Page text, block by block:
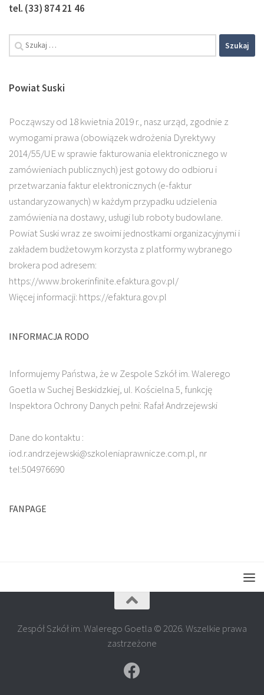
tel. (33) 874 21 46
Szukaj:
Powiat Suski
Począwszy od 18 kwietnia 2019 r., nasz urząd, zgodnie z
wymogami prawa (obowiązek wdrożenia Dyrektywy
2014/55/UE w sprawie fakturowania elektronicznego w
zamówieniach publicznych) jest gotowy do odbioru i
przetwarzania faktur elektronicznych (e-faktur
ustandaryzowanych) w każdym przypadku udzielenia
zamówienia na dostawy, usługi lub roboty budowlane.
Powiat Suski wraz ze swoimi jednostkami organizacyjnymi i
zakładem budżetowym korzysta z platformy wybranego
brokera pod adresem:
https://www.brokerinfinite.efaktura.gov.pl/
Więcej informacji: https://efaktura.gov.pl
INFORMACJA RODO
Informujemy Państwa, że w Zespole Szkół im. Walerego
Goetla w Suchej Beskidzkiej, ul. Kościelna 5, funkcję
Inspektora Ochrony Danych pełni: Rafał Andrzejewski
Dane do kontaktu :
iod.r.andrzejewski@szkoleniaprawnicze.com.pl, nr
tel:504976690
FANPAGE
Zespół Szkół im. Walerego Goetla © 2026. Wszelkie prawa
zastrzeżone